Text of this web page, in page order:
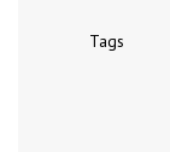
Tags